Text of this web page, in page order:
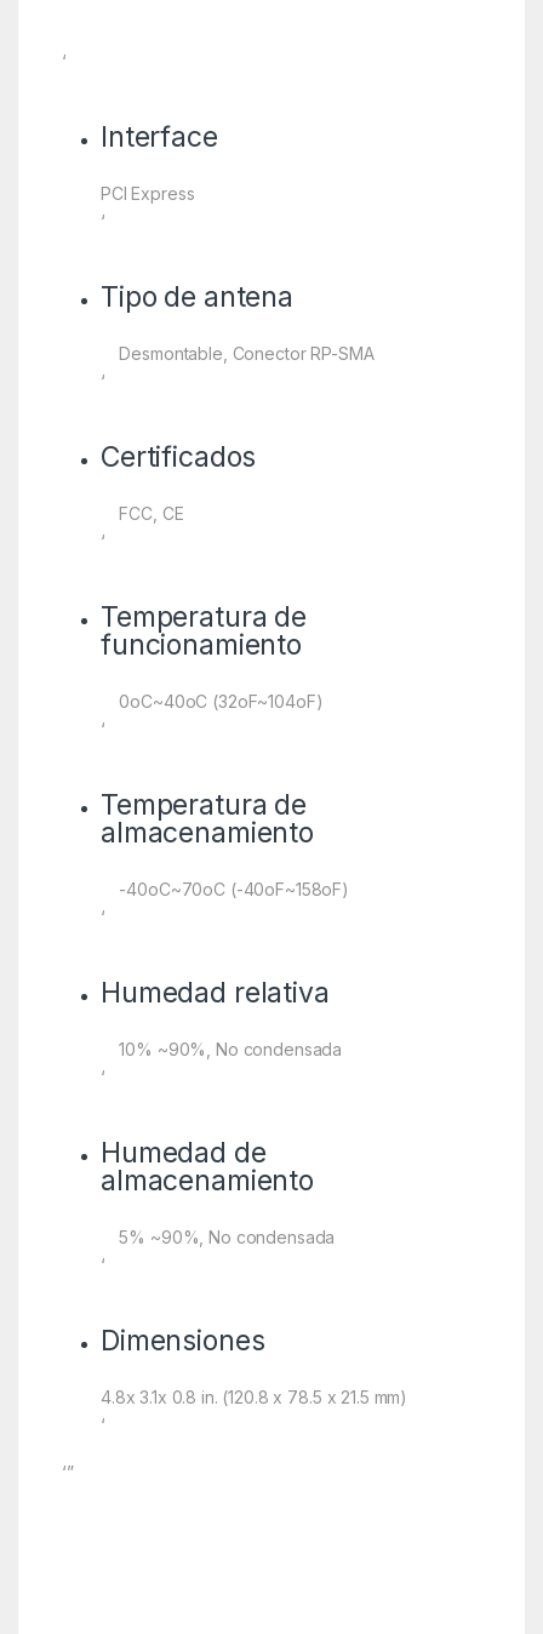
‘
Interface
PCI Express
‘
Tipo de antena
Desmontable, Conector RP-SMA
‘
Certificados
FCC, CE
‘
Temperatura de
funcionamiento
0oC~40oC (32oF~104oF)
‘
Temperatura de
almacenamiento
-40oC~70oC (-40oF~158oF)
‘
Humedad relativa
10% ~90%, No condensada
‘
Humedad de
almacenamiento
5% ~90%, No condensada
‘
Dimensiones
4.8x 3.1x 0.8 in. (120.8 x 78.5 x 21.5 mm)
‘
‘”